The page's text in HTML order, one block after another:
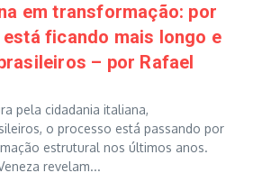
em transformação: por
ficando mais longo e
– por Rafael
pela cidadania italiana,
o processo está passando por
estrutural nos últimos anos.
revelam...